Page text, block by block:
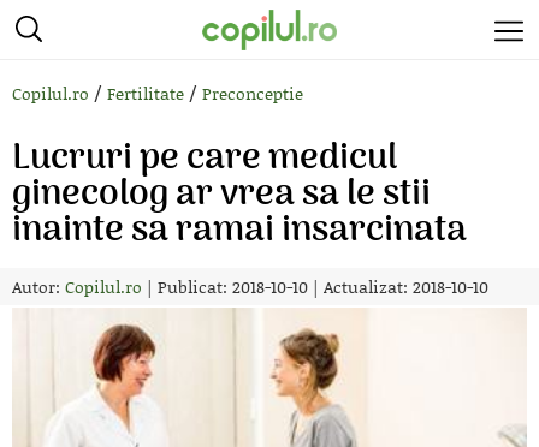
Copilul.ro / Fertilitate / Preconceptie
Lucruri pe care medicul
ginecolog ar vrea sa le stii
inainte sa ramai insarcinata
Autor: Copilul.ro | Publicat: 2018-10-10 | Actualizat: 2018-10-10